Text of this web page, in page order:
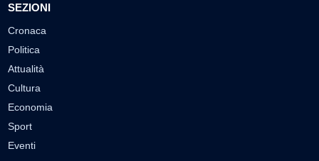
SEZIONI
Cronaca
Politica
Attualità
Cultura
Economia
Sport
Eventi